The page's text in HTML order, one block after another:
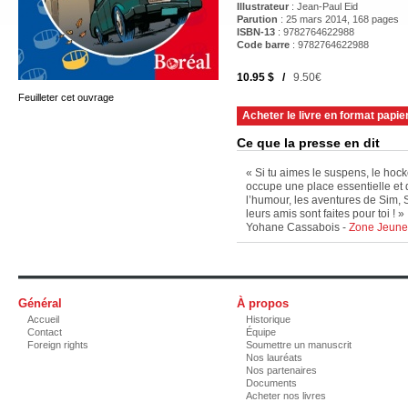
Feuilleter cet ouvrage
Illustrateur : Jean-Paul Eid
Parution : 25 mars 2014, 168 pages
ISBN-13 : 9782764622988
Code barre : 9782764622988
10.95 $ /9.50€
Acheter le livre en format
Ce que la presse en dit
« Si tu aimes le suspens, le
occupe une place essentielle et
l’humour, les aventures de Sim,
leurs amis sont faites pour toi ! »
Yohane Cassabois - Zone
Général
Accueil
Contact
Foreign rights
À propos
Historique
Équipe
Soumettre un manuscrit
Nos lauréats
Nos partenaires
Documents
Acheter nos livres